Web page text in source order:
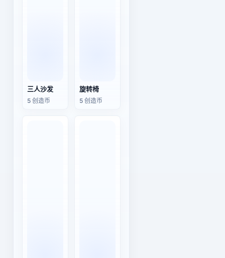
三人沙发
5 创造币
旋转椅
5 创造币